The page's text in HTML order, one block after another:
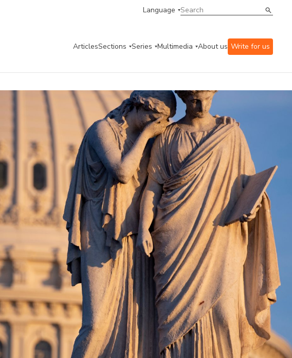
Language
ArticlesSections Series Multimedia About us Write for us